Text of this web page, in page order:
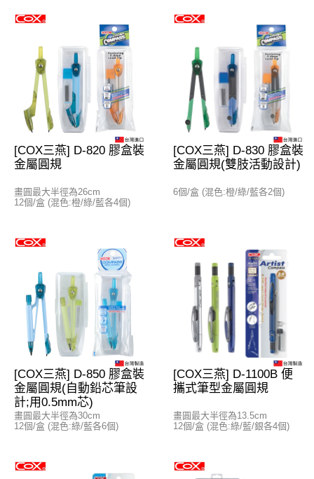
[COX三燕] D-820 膠盒裝
金屬圓規
畫圓最大半徑為26cm
12個/盒 (混色:橙/綠/藍各4個)
[COX三燕] D-830 膠盒裝
金屬圓規(雙肢活動設計)
6個/盒 (混色:橙/綠/藍各2個)
[COX三燕] D-850 膠盒裝
金屬圓規(自動鉛芯筆設
計;用0.5mm芯)
畫圓最大半徑為30cm
12個/盒 (混色:綠/藍各6個)
[COX三燕] D-1100B 便
攜式筆型金屬圓規
畫圓最大半徑為13.5cm
12個/盒 (混色:綠/藍/銀各4個)